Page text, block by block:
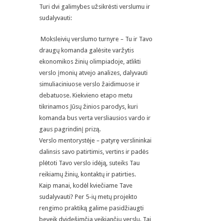
Turi dvi galimybes užsikrėsti verslumu ir
sudalyvauti:
Moksleivių verslumo turnyre – Tu ir Tavo
draugų komanda galėsite varžytis
ekonomikos žinių olimpiadoje, atlikti
verslo įmonių atvejo analizes, dalyvauti
simuliaciniuose verslo žaidimuose ir
debatuose. Kiekvieno etapo metu
tikrinamos Jūsų žinios parodys, kuri
komanda bus verta versliausios vardo ir
gaus pagrindinį prizą.
Verslo mentorystėje – patyrę verslininkai
dalinsis savo patirtimis, vertins ir padės
plėtoti Tavo verslo idėją, suteiks Tau
reikiamų žinių, kontaktų ir patirties.
Kaip manai, kodėl kviečiame Tave
sudalyvauti? Per 5-ių metų projekto
rengimo praktiką galime pasidžiaugti
beveik dvidešimčia veikiančių verslų. Tai